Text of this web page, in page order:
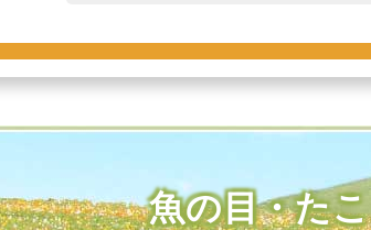
魚の目・たこ